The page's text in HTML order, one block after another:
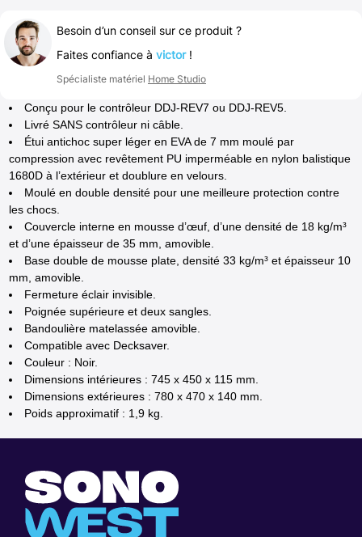
Besoin d’un conseil sur ce produit ?
Faites confiance à victor!
Spécialiste matériel Home Studio
Conçu pour le contrôleur DDJ-REV7 ou DDJ-REV5.
Livré SANS contrôleur ni câble.
Étui antichoc super léger en EVA de 7 mm moulé par
compression avec revêtement PU imperméable en nylon balistique
1680D à l’extérieur et doublure en velours.
Moulé en double densité pour une meilleure protection contre
les chocs.
Couvercle interne en mousse d’œuf, d’une densité de 18 kg/m³
et d’une épaisseur de 35 mm, amovible.
Base double de mousse plate, densité 33 kg/m³ et épaisseur 10
mm, amovible.
Fermeture éclair invisible.
Poignée supérieure et deux sangles.
Bandoulière matelassée amovible.
Compatible avec Decksaver.
Couleur : Noir.
Dimensions intérieures : 745 x 450 x 115 mm.
Dimensions extérieures : 780 x 470 x 140 mm.
Poids approximatif : 1,9 kg.